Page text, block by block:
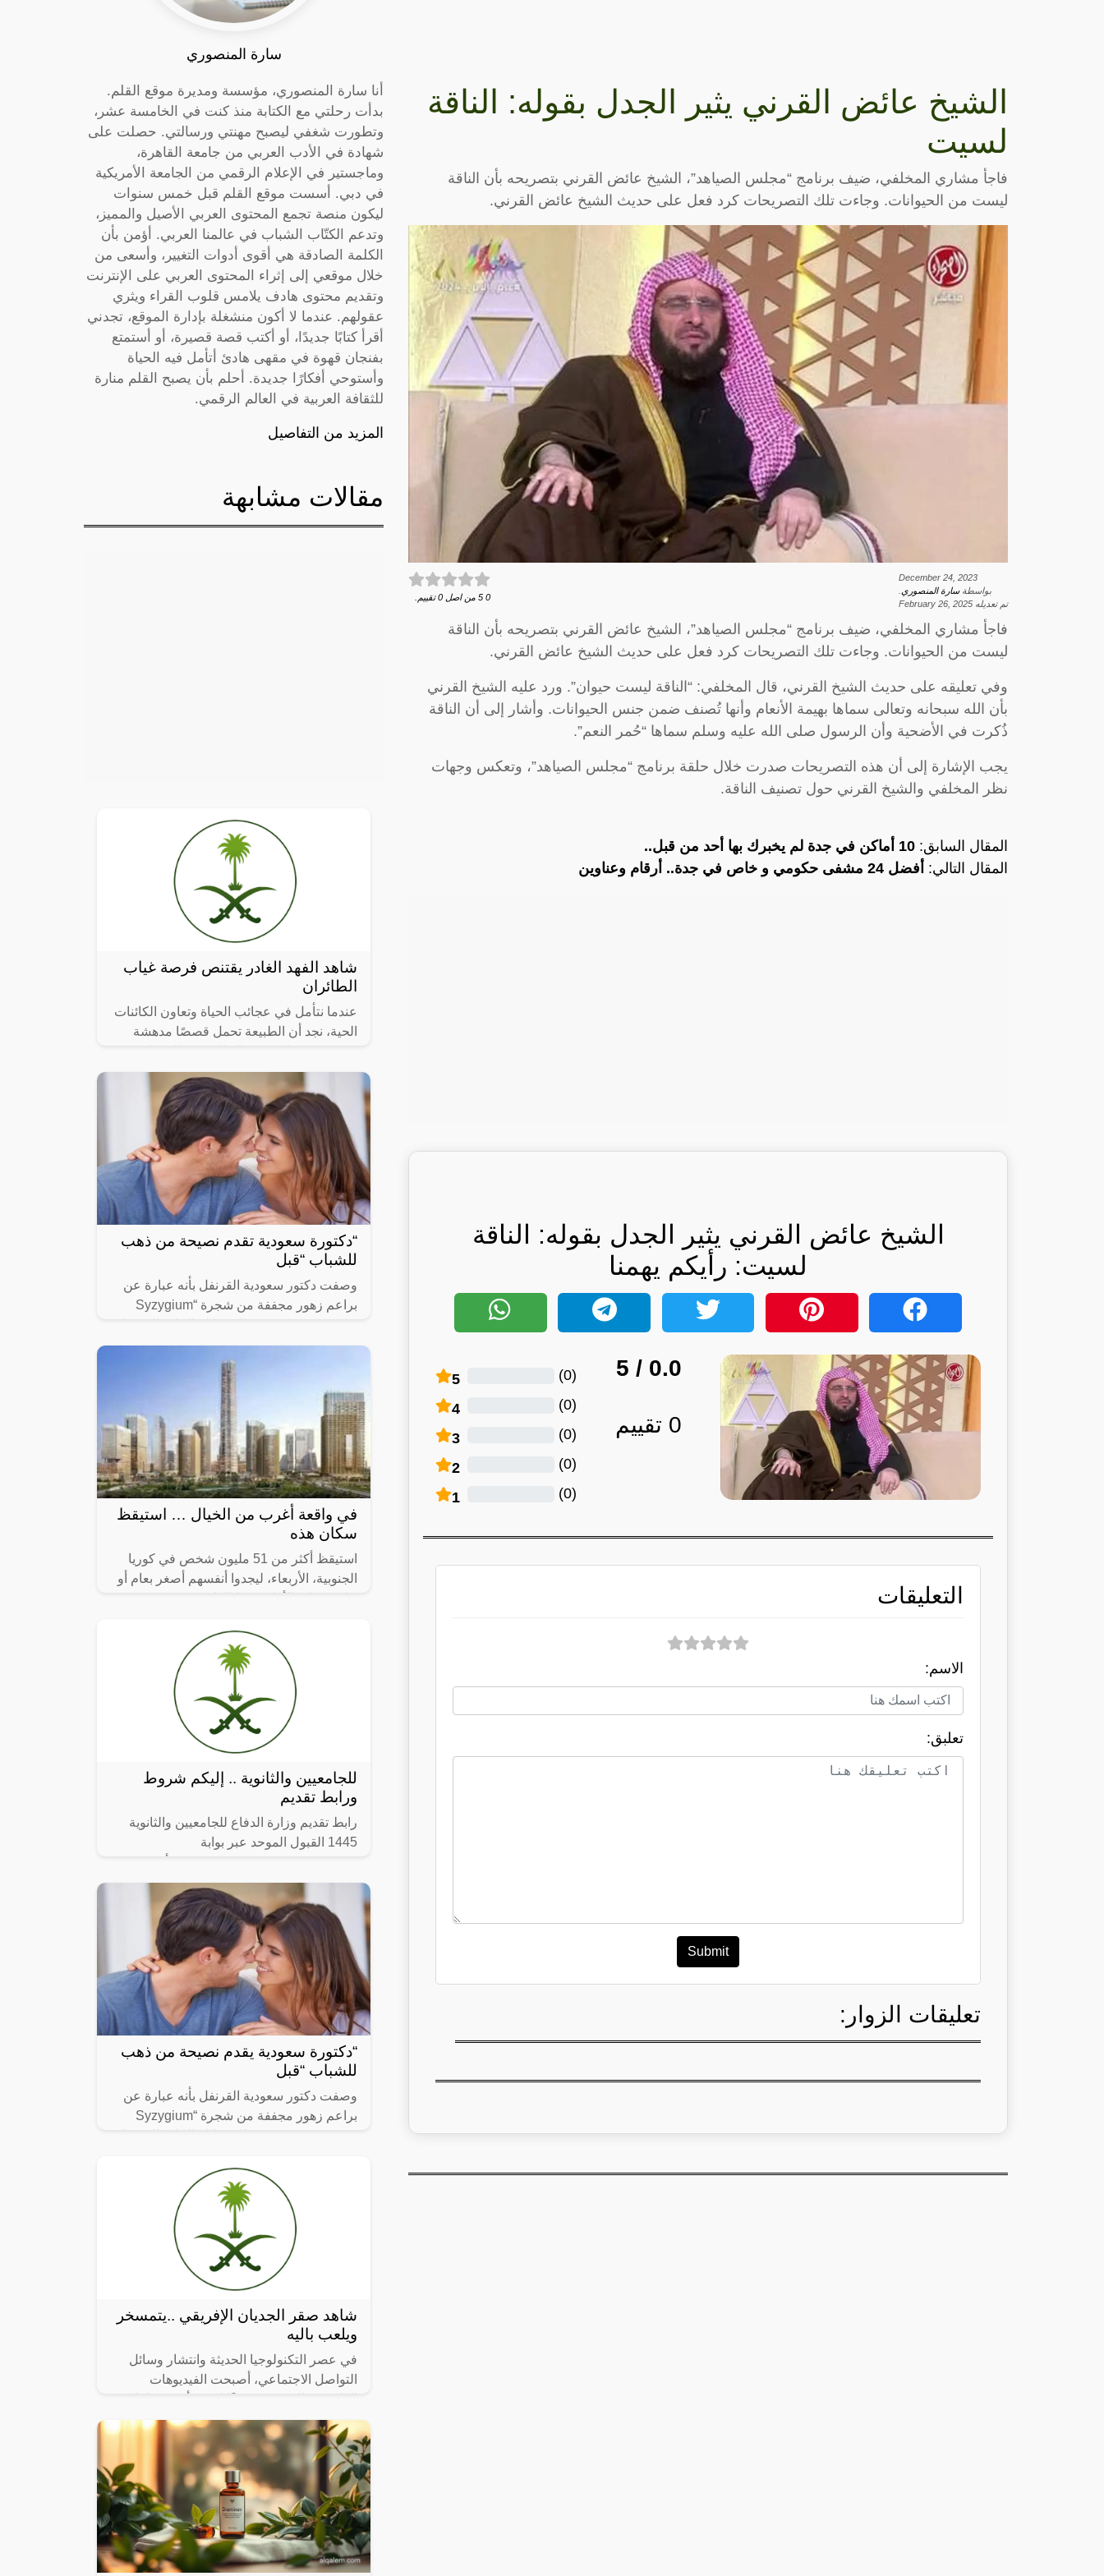
الشيخ عائض القرني يثير الجدل بقوله: الناقة
لسيت
فاجأ مشاري المخلفي، ضيف برنامج “مجلس الصياهد”، الشيخ عائض القرني بتصريحه بأن الناقة
ليست من الحيوانات. وجاءت تلك التصريحات كرد فعل على حديث الشيخ عائض القرني.
December 24, 2023
بواسطةسارة المنصوري
تم تعديله February 26, 2025
0
5 من اصل 0 تقييم.
فاجأ مشاري المخلفي، ضيف برنامج “مجلس الصياهد”، الشيخ عائض القرني بتصريحه بأن الناقة
ليست من الحيوانات. وجاءت تلك التصريحات كرد فعل على حديث الشيخ عائض القرني.
وفي تعليقه على حديث الشيخ القرني، قال المخلفي: “الناقة ليست حيوان”. ورد عليه الشيخ القرني
بأن الله سبحانه وتعالى سماها بهيمة الأنعام وأنها تُصنف ضمن جنس الحيوانات. وأشار إلى أن الناقة
ذُكرت في الأضحية وأن الرسول صلى الله عليه وسلم سماها “حُمر النعم”.
يجب الإشارة إلى أن هذه التصريحات صدرت خلال حلقة برنامج “مجلس الصياهد”، وتعكس وجهات
نظر المخلفي والشيخ القرني حول تصنيف الناقة.
المقال السابق: 10 أماكن في جدة لم يخبرك بها أحد من قبل..
المقال التالي: أفضل 24 مشفى حكومي و خاص في جدة.. أرقام وعناوين
الشيخ عائض القرني يثير الجدل بقوله: الناقة
لسيت: رأيكم يهمنا
0.0
/ 5
0 تقييم
5 (
0
)
4 (
0
)
3 (
0
)
2 (
0
)
1 (
0
)
التعليقات
الاسم:
تعلبق:
Submit
تعليقات الزوار:
سارة المنصوري
أنا سارة المنصوري، مؤسسة ومديرة موقع القلم.
بدأت رحلتي مع الكتابة منذ كنت في الخامسة عشر،
وتطورت شغفي ليصبح مهنتي ورسالتي. حصلت على
شهادة في الأدب العربي من جامعة القاهرة،
وماجستير في الإعلام الرقمي من الجامعة الأمريكية
في دبي. أسست موقع القلم قبل خمس سنوات
ليكون منصة تجمع المحتوى العربي الأصيل والمميز،
وتدعم الكتّاب الشباب في عالمنا العربي. أؤمن بأن
الكلمة الصادقة هي أقوى أدوات التغيير، وأسعى من
خلال موقعي إلى إثراء المحتوى العربي على الإنترنت
وتقديم محتوى هادف يلامس قلوب القراء ويثري
عقولهم. عندما لا أكون منشغلة بإدارة الموقع، تجدني
أقرأ كتابًا جديدًا، أو أكتب قصة قصيرة، أو أستمتع
بفنجان قهوة في مقهى هادئ أتأمل فيه الحياة
وأستوحي أفكارًا جديدة. أحلم بأن يصبح القلم منارة
للثقافة العربية في العالم الرقمي.
المزيد من التفاصيل
مقالات مشابهة
شاهد الفهد الغادر يقتنص فرصة غياب
الطائران
عندما نتأمل في عجائب الحياة وتعاون الكائنات
الحية، نجد أن الطبيعة تحمل قصصًا مدهشة
فيها العطاء والرعاية الأبوية، تشعرنا
“دكتورة سعودية تقدم نصيحة من ذهب
للشباب “قبل
وصفت دكتور سعودية القرنفل بأنه عبارة عن
براعم زهور مجففة من شجرة “Syzygium
“yrtaceae”، وهو نبات دائم الخضرة ينمو في
في واقعة أغرب من الخيال … استيقظ
سكان هذه
استيقظ أكثر من 51 مليون شخص في كوريا
الجنوبية، الأربعاء، ليجدوا أنفسهم أصغر بعام أو
للجامعيين والثانوية .. إليكم شروط
ورابط تقديم
رابط تقديم وزارة الدفاع للجامعيين والثانوية
1445 القبول الموحد عبر بوابة
وزارة الدفاع بالمملكة العربية السعودية متمثلة
“دكتورة سعودية يقدم نصيحة من ذهب
للشباب “قبل
وصفت دكتور سعودية القرنفل بأنه عبارة عن
براعم زهور مجففة من شجرة “Syzygium
شاهد صقر الجديان الإفريقي ..يتمسخر
ويلعب باليه
في عصر التكنولوجيا الحديثة وانتشار وسائل
التواصل الاجتماعي، أصبحت الفيديوهات
اليومية، ومن بين الفيديوهات التي انتشرت